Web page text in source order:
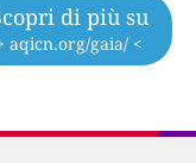
di più su
aqicn.org/gaia/ <